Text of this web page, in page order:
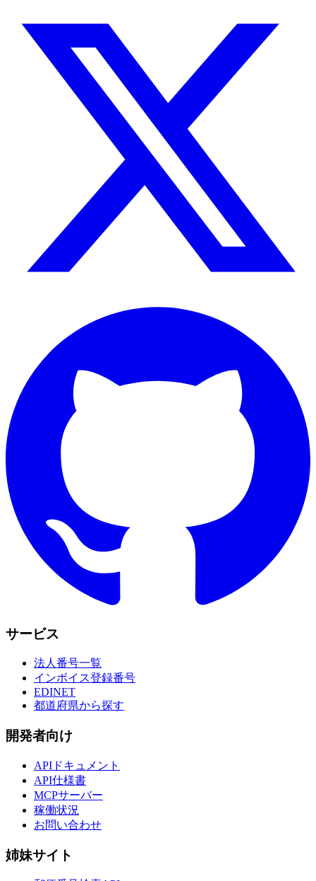
サービス
法人番号一覧
インボイス登録番号
EDINET
都道府県から探す
開発者向け
APIドキュメント
API仕様書
MCPサーバー
稼働状況
お問い合わせ
姉妹サイト